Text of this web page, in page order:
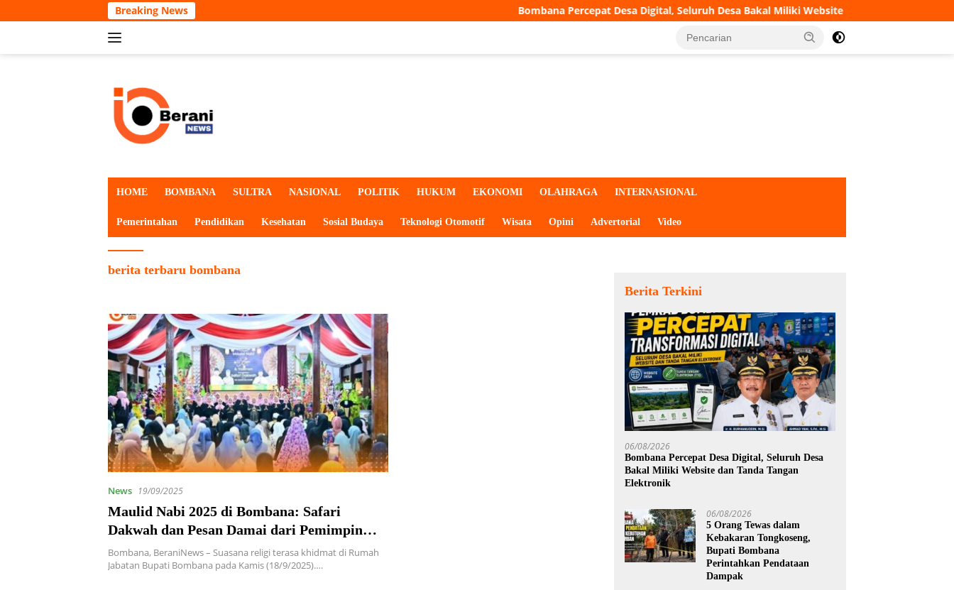
ke
Breaking News Bombana Percepat Desa Digital, Seluruh Desa Bakal Miliki Website dan Tanda Tangan Elektronik
HOME BOMBANA SULTRA NASIONAL POLITIK HUKUM EKONOMI OLAHRAGA INTERNASIONAL
Pemerintahan Pendidikan Kesehatan Sosial Budaya Teknologi Otomotif Wisata Opini Advertorial Video
berita terbaru bombana
News 19/09/2025
Maulid Nabi 2025 di Bombana: Safari
Dakwah dan Pesan Damai dari Pemimpin
Daerah
Bombana, BeraniNews – Suasana religi terasa khidmat di Rumah
Jabatan Bupati Bombana pada Kamis (18/9/2025)….
Berita Terkini
06/08/2026
Bombana Percepat Desa Digital, Seluruh Desa
Bakal Miliki Website dan Tanda Tangan
Elektronik
06/08/2026
5 Orang Tewas dalam
Kebakaran Tongkoseng,
Bupati Bombana
Perintahkan Pendataan
Dampak